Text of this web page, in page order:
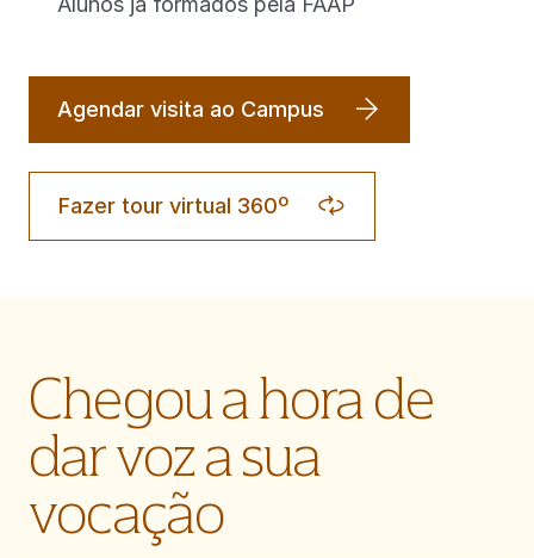
Agendar visita ao Campus
Fazer tour virtual 360º
Chegou a hora de
dar voz a sua
vocação